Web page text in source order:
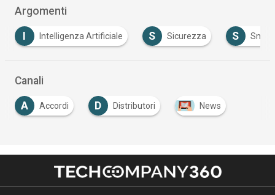
Argomenti
Artificiale S Sicurezza S Smart working
Canali
A Accordi D Distributori News